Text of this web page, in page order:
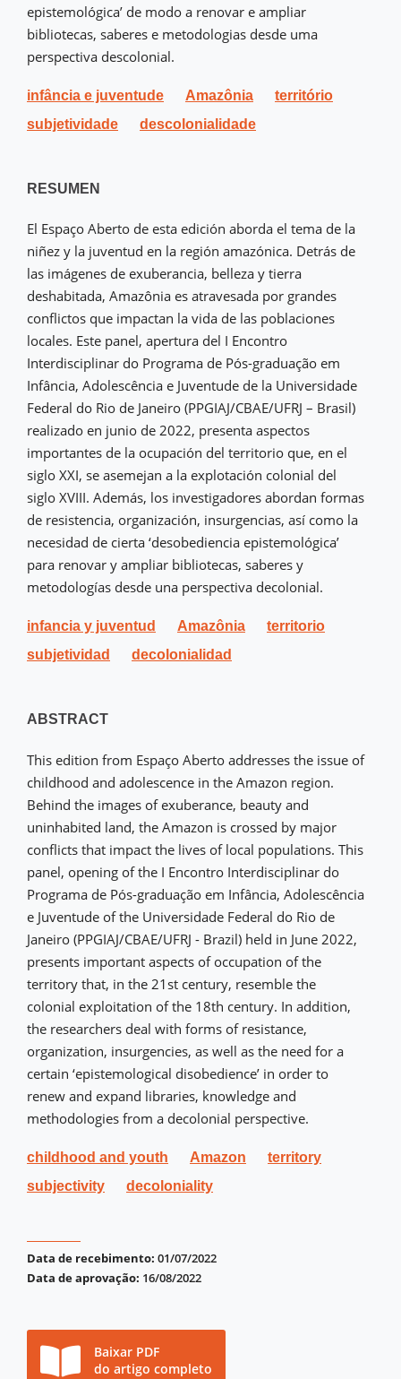
epistemológica’ de modo a renovar e ampliar
bibliotecas, saberes e metodologias desde uma
perspectiva descolonial.
infância e juventude Amazônia
território
subjetividade
descolonialidade
RESUMEN
El Espaço Aberto de esta edición aborda el tema de la
niñez y la juventud en la región amazónica. Detrás de
las imágenes de exuberancia, belleza y tierra
deshabitada, Amazônia es atravesada por grandes
conflictos que impactan la vida de las poblaciones
locales. Este panel, apertura del I Encontro
Interdisciplinar do Programa de Pós-graduação em
Infância, Adolescência e Juventude de la Universidade
Federal do Rio de Janeiro (PPGIAJ/CBAE/UFRJ – Brasil)
realizado en junio de 2022, presenta aspectos
importantes de la ocupación del territorio que, en el
siglo XXI, se asemejan a la explotación colonial del
siglo XVIII. Además, los investigadores abordan formas
de resistencia, organización, insurgencias, así como la
necesidad de cierta ‘desobediencia epistemológica’
para renovar y ampliar bibliotecas, saberes y
metodologías desde una perspectiva decolonial.
infancia y juventud Amazônia
territorio
subjetividad
decolonialidad
ABSTRACT
This edition from Espaço Aberto addresses the issue of
childhood and adolescence in the Amazon region.
Behind the images of exuberance, beauty and
uninhabited land, the Amazon is crossed by major
conflicts that impact the lives of local populations. This
panel, opening of the I Encontro Interdisciplinar do
Programa de Pós-graduação em Infância, Adolescência
e Juventude of the Universidade Federal do Rio de
Janeiro (PPGIAJ/CBAE/UFRJ - Brazil) held in June 2022,
presents important aspects of occupation of the
territory that, in the 21st century, resemble the
colonial exploitation of the 18th century. In addition,
the researchers deal with forms of resistance,
organization, insurgencies, as well as the need for a
certain ‘epistemological disobedience’ in order to
renew and expand libraries, knowledge and
methodologies from a decolonial perspective.
childhood and youth Amazon
territory
subjectivity
decoloniality
Data de recebimento: 01/07/2022
Data de aprovação: 16/08/2022
Baixar PDF
do artigo completo